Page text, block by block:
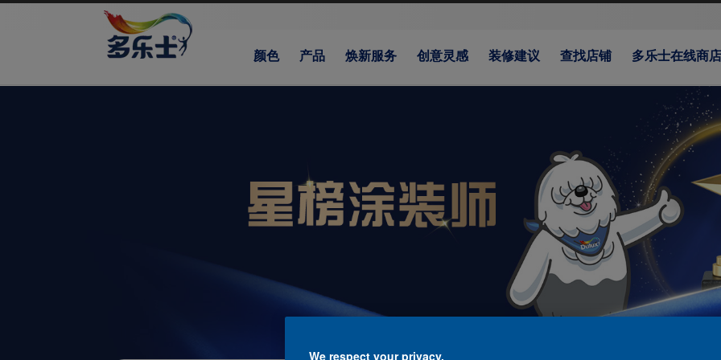
颜色 产品 焕新服务 创意灵感 装修建议 查找店铺 多乐士在线商
We respect your privacy.